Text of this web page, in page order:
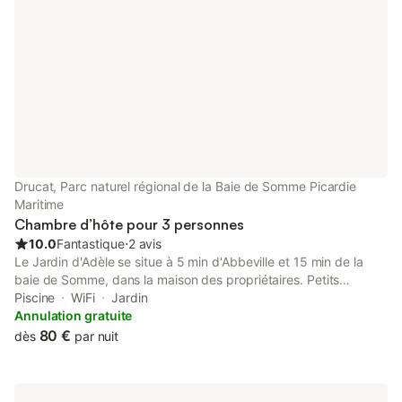
Drucat, Parc naturel régional de la Baie de Somme Picardie
Maritime
Chambre d’hôte pour 3 personnes
10.0Fantastique⋅2 avis
Le Jardin d'Adèle se situe à 5 min d'Abbeville et 15 min de la
baie de Somme, dans la maison des propriétaires. Petits
déjeuners gastronomiques Parking dans la propriété, piscine
non chauffée et ouverte du 15 mai au 15 septembre. NOUVEAU
Spa à votre disposition en option Spa en option 30 € pour deux
Piscine WiFi
Jardin
Annulation gratuite
dès 80 € par nuit